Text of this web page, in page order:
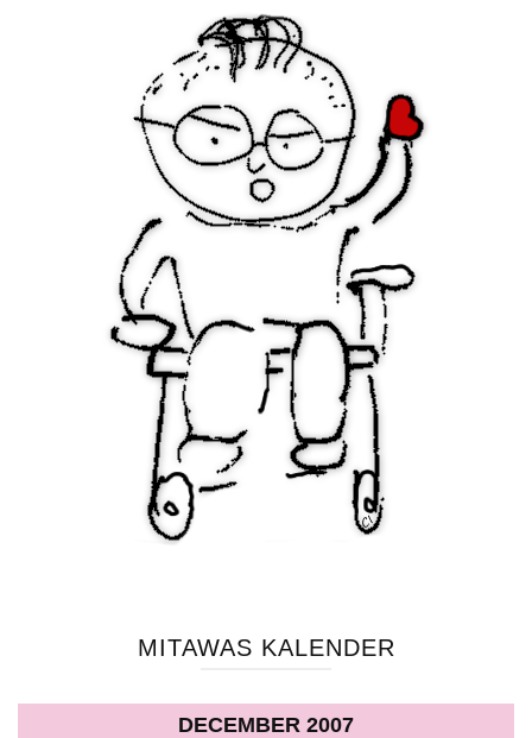
MITAWAS KALENDER
DECEMBER 2007